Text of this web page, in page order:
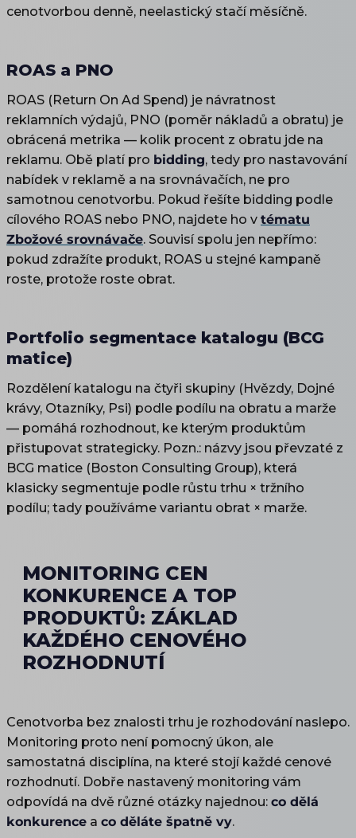
cenotvorbou denně, neelastický stačí měsíčně.
ROAS a PNO
ROAS (Return On Ad Spend) je návratnost
reklamních výdajů, PNO (poměr nákladů a obratu) je
obrácená metrika — kolik procent z obratu jde na
reklamu. Obě platí pro bidding, tedy pro nastavování
nabídek v reklamě a na srovnávačích, ne pro
samotnou cenotvorbu. Pokud řešíte bidding podle
cílového ROAS nebo PNO, najdete ho v tématu
Zbožové srovnávače. Souvisí spolu jen nepřímo:
pokud zdražíte produkt, ROAS u stejné kampaně
roste, protože roste obrat.
Portfolio segmentace katalogu (BCG
matice)
Rozdělení katalogu na čtyři skupiny (Hvězdy, Dojné
krávy, Otazníky, Psi) podle podílu na obratu a marže
— pomáhá rozhodnout, ke kterým produktům
přistupovat strategicky. Pozn.: názvy jsou převzaté z
BCG matice (Boston Consulting Group), která
klasicky segmentuje podle růstu trhu × tržního
podílu; tady používáme variantu obrat × marže.
MONITORING CEN
KONKURENCE A TOP
PRODUKTŮ: ZÁKLAD
KAŽDÉHO CENOVÉHO
ROZHODNUTÍ
Cenotvorba bez znalosti trhu je rozhodování naslepo.
Monitoring proto není pomocný úkon, ale
samostatná disciplína, na které stojí každé cenové
rozhodnutí. Dobře nastavený monitoring vám
odpovídá na dvě různé otázky najednou: co dělá
konkurence a co děláte špatně vy.